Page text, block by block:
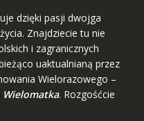
dzięki pasji dwojga
Znajdziecie tu nie
i zagranicznych
uaktualnianą przez
Wielorazowego –
Wielomatka. Rozgośćcie